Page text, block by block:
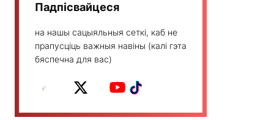
Падпісвайцеся
на нашы сацыяльныя сеткі, каб не
прапусціць важныя навіны (калі гэта
бяспечна для вас)